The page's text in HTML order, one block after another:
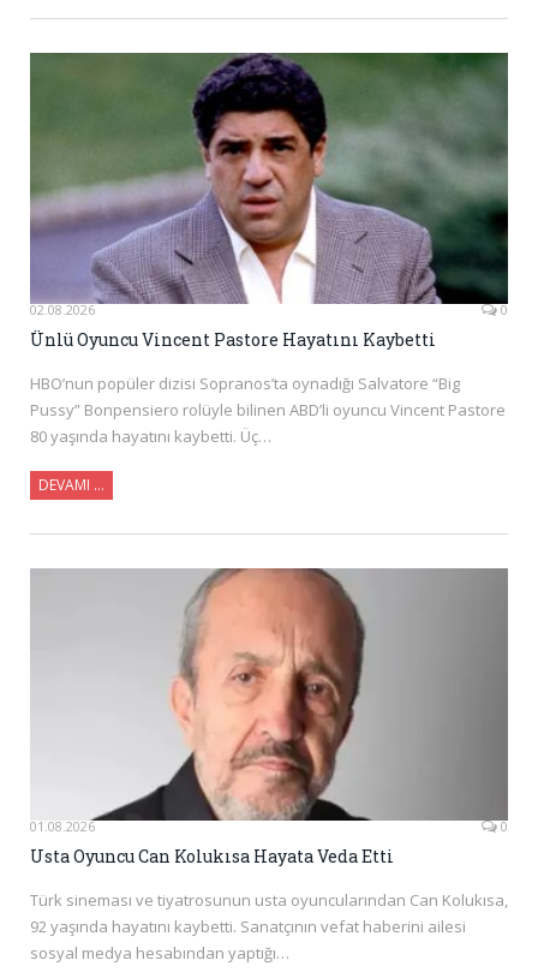
02.08.2026 0
Ünlü Oyuncu Vincent Pastore Hayatını Kaybetti
HBO’nun popüler dizisi Sopranos’ta oynadığı Salvatore “Big
Pussy” Bonpensiero rolüyle bilinen ABD’li oyuncu Vincent Pastore
80 yaşında hayatını kaybetti. Üç…
DEVAMI …
01.08.2026 0
Usta Oyuncu Can Kolukısa Hayata Veda Etti
Türk sineması ve tiyatrosunun usta oyuncularından Can Kolukısa,
92 yaşında hayatını kaybetti. Sanatçının vefat haberini ailesi
sosyal medya hesabından yaptığı…